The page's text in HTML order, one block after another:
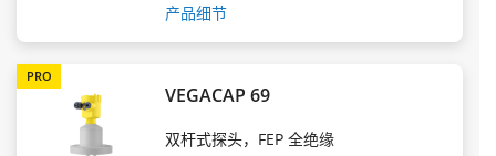
产品细节
PRO
VEGACAP 69
双杆式探头，FEP 全绝缘